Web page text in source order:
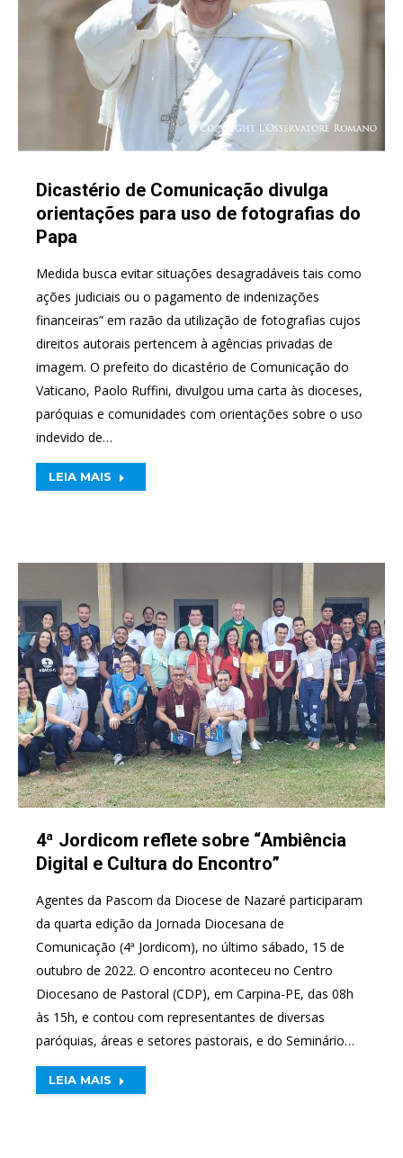
Dicastério de Comunicação divulga
orientações para uso de fotografias do
Papa
Medida busca evitar situações desagradáveis tais como
ações judiciais ou o pagamento de indenizações
financeiras” em razão da utilização de fotografias cujos
direitos autorais pertencem à agências privadas de
imagem. O prefeito do dicastério de Comunicação do
Vaticano, Paolo Ruffini, divulgou uma carta às dioceses,
paróquias e comunidades com orientações sobre o uso
indevido de…
LEIA MAIS
4ª Jordicom reflete sobre “Ambiência
Digital e Cultura do Encontro”
Agentes da Pascom da Diocese de Nazaré participaram
da quarta edição da Jornada Diocesana de
Comunicação (4ª Jordicom), no último sábado, 15 de
outubro de 2022. O encontro aconteceu no Centro
Diocesano de Pastoral (CDP), em Carpina-PE, das 08h
às 15h, e contou com representantes de diversas
paróquias, áreas e setores pastorais, e do Seminário…
LEIA MAIS